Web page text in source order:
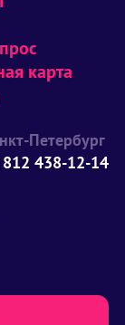
карта
Петербург
812 438-12-14